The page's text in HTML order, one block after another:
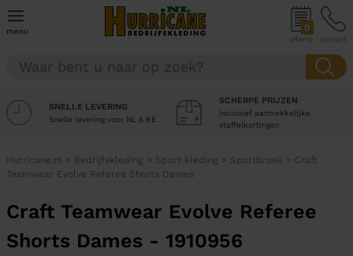
menu 0
offerte contact
SNELLE LEVERING
Snelle levering voor NL & BE
SCHERPE PRIJZEN
Inclusief aantrekkelijke
staffelkortingen
Hurricane.nl > Bedrijfskleding > Sport kleding > Sportbroek > Craft
Teamwear Evolve Referee Shorts Dames
Craft Teamwear Evolve Referee
Shorts Dames - 1910956